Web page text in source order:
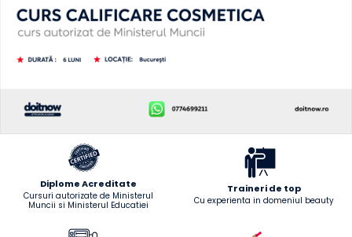
Diplome Acreditate
Cursuri autorizate de Ministerul
Muncii si Ministerul Educatiei
Traineri de top
Cu experienta in domeniul beauty